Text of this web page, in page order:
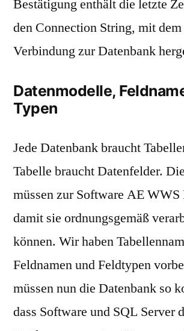
Bestätigung enthält die letzte
den Connection String, mit dem
Verbindung zur Datenbank
Datenmodelle,
Typen
Jede Datenbank braucht
Tabelle braucht Datenfelder.
müssen zur Software AE WWS
damit sie ordnungsgemäß
können. Wir haben
Feldnamen und Feldtypen
müssen nun die Datenbank so
dass Software und SQL Server